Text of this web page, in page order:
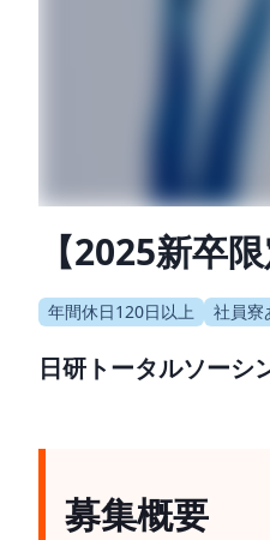
【2025新卒
年間休日120日以上 社員寮
日研トータルソーシ
募集概要